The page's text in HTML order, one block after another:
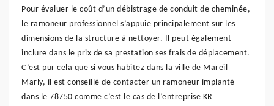
Pour évaluer le coût d’un débistrage de conduit de cheminée,
le ramoneur professionnel s’appuie principalement sur les
dimensions de la structure à nettoyer. Il peut également
inclure dans le prix de sa prestation ses frais de déplacement.
C’est pur cela que si vous habitez dans la ville de Mareil
Marly, il est conseillé de contacter un ramoneur implanté
dans le 78750 comme c’est le cas de l’entreprise KR